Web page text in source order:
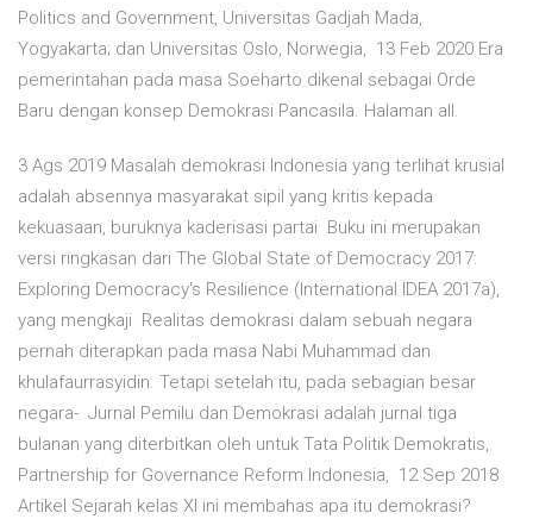
Politics and Government, Universitas Gadjah Mada,
Yogyakarta; dan Universitas Oslo, Norwegia, 13 Feb 2020 Era
pemerintahan pada masa Soeharto dikenal sebagai Orde
Baru dengan konsep Demokrasi Pancasila. Halaman all.
3 Ags 2019 Masalah demokrasi Indonesia yang terlihat krusial
adalah absennya masyarakat sipil yang kritis kepada
kekuasaan, buruknya kaderisasi partai Buku ini merupakan
versi ringkasan dari The Global State of Democracy 2017:
Exploring Democracy's Resilience (International IDEA 2017a),
yang mengkaji Realitas demokrasi dalam sebuah negara
pernah diterapkan pada masa Nabi Muhammad dan
khulafaurrasyidin. Tetapi setelah itu, pada sebagian besar
negara- Jurnal Pemilu dan Demokrasi adalah jurnal tiga
bulanan yang diterbitkan oleh untuk Tata Politik Demokratis,
Partnership for Governance Reform Indonesia, 12 Sep 2018
Artikel Sejarah kelas XI ini membahas apa itu demokrasi?